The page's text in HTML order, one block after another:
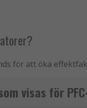
för att öka
att strömmen
och
visas för